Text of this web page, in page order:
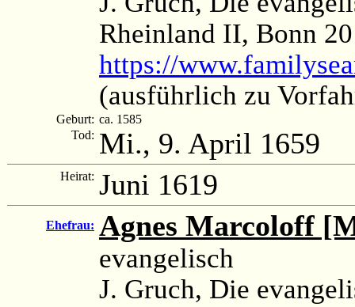
Rheinland II, Bonn
https://
(ausführlich zu
Geburt: ca. 1585
Tod: Mi., 9. April 1659
Heirat: Juni 1619
Ehefrau: Agnes Marcoloff
evangelisch
J. Gruch, Die